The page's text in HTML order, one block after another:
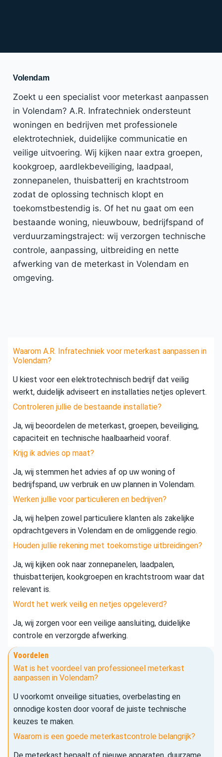
Volendam
Zoekt u een specialist voor meterkast aanpassen
in Volendam? A.R. Infratechniek ondersteunt
woningen en bedrijven met professionele
elektrotechniek, duidelijke communicatie en
veilige uitvoering. Wij kijken naar extra groepen,
kookgroep, aardlekbeveiliging, laadpaal,
zonnepanelen, thuisbatterij en krachtstroom
zodat de oplossing technisch klopt en
toekomstbestendig is. Of het nu gaat om een
bestaande woning, nieuwbouw, bedrijfspand of
verduurzamingstraject: wij verzorgen technische
controle, aanpassing, uitbreiding en nette
afwerking van de meterkast in Volendam en
omgeving.
Waarom A.R. Infratechniek voor meterkast aanpassen in
Volendam?
U kiest voor een elektrotechnisch bedrijf dat veilig
werkt, duidelijk adviseert en installaties netjes oplevert.
Controleren jullie de bestaande installatie?
Ja, wij beoordelen de meterkast, groepen, beveiliging,
capaciteit en technische haalbaarheid vooraf.
Krijg ik advies op maat?
Ja, wij stemmen het advies af op uw woning of
bedrijfspand, uw verbruik en uw plannen in Volendam.
Werken jullie voor particulieren en bedrijven?
Ja, wij helpen zowel particuliere klanten als zakelijke
opdrachtgevers in Volendam en de omliggende regio.
Houden jullie rekening met toekomstige uitbreidingen?
Ja, wij kijken ook naar zonnepanelen, laadpalen,
thuisbatterijen, kookgroepen en krachtstroom waar dat
relevant is.
Wordt het werk veilig en netjes opgeleverd?
Ja, wij zorgen voor een veilige aansluiting, duidelijke
controle en verzorgde afwerking.
Voordelen
Wat is het voordeel van professioneel meterkast
aanpassen in Volendam?
U voorkomt onveilige situaties, overbelasting en
onnodige kosten door vooraf de juiste technische
keuzes te maken.
Waarom is een goede meterkastcontrole belangrijk?